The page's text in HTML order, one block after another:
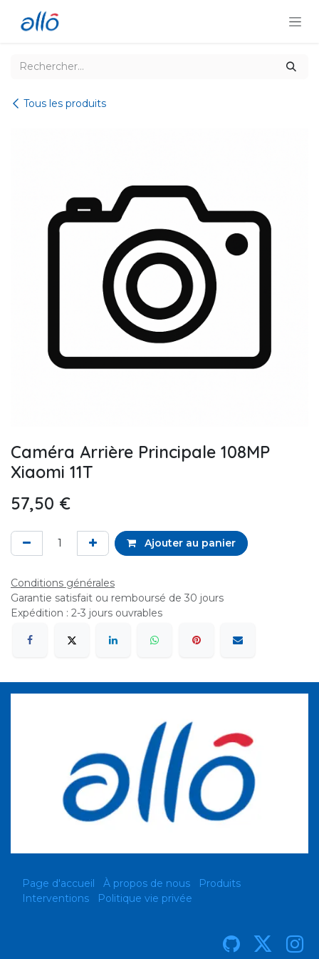
Tous les produits
Caméra Arrière Principale 108MP
Xiaomi 11T
57,50 €
Ajouter au panier
Conditions générales
Garantie satisfait ou remboursé de 30 jours
Expédition : 2-3 jours ouvrables
Page d'accueil À propos de nous
Produits
Interventions
Politique vie privée